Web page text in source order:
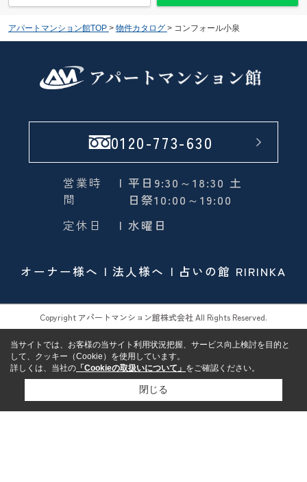
アパートマンション館TOP > 物件カタログ > コンフォール小泉
0120-773-630
営業時
間
| 平日9:30～18:30 土
日祭10:00～19:00
定休日
| 水曜日
オーナー様へ 法人様へ 占いの館 RIRINKA
Copyright アパートマンション館株式会社 All Rights Reserved.
当サイトでは、お客様の当サイト利用状況把握、サービス向上検討を目的と
して、クッキー（Cookie）を使用しています。
詳しくは、当社の 「Cookieの取扱いについて」 をご確認ください。
閉じる